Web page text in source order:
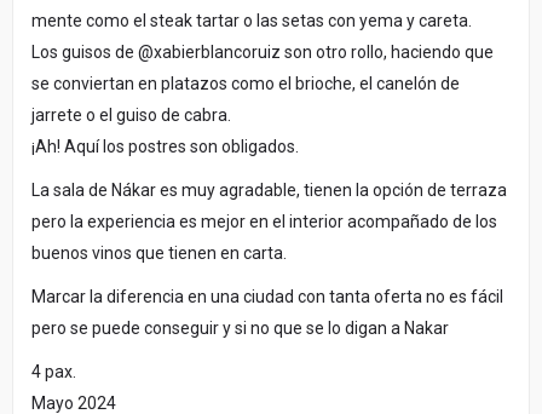
mente como el steak tartar o las setas con yema y careta.
Los guisos de @xabierblancoruiz son otro rollo, haciendo que
se conviertan en platazos como el brioche, el canelón de
jarrete o el guiso de cabra.
¡Ah! Aquí los postres son obligados.
La sala de Nákar es muy agradable, tienen la opción de terraza
pero la experiencia es mejor en el interior acompañado de los
buenos vinos que tienen en carta.
Marcar la diferencia en una ciudad con tanta oferta no es fácil
pero se puede conseguir y si no que se lo digan a Nakar
4 pax.
Mayo 2024